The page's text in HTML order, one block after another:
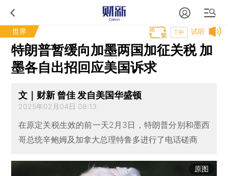
世界 试听
T中
特朗普暂缓向加墨两国加征关税 加
墨各自出招回应美国诉求
文｜财新 曾佳 发自美国华盛顿
2025年02月04日 08:13
在原定关税生效的前一天2月3日，特朗普分别和墨西
哥总统辛鲍姆及加拿大总理特鲁多进行了电话磋商
原图